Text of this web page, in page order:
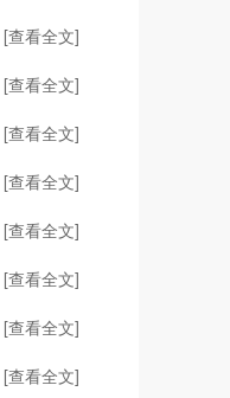
[查看全文]
[查看全文]
[查看全文]
[查看全文]
[查看全文]
[查看全文]
[查看全文]
[查看全文]